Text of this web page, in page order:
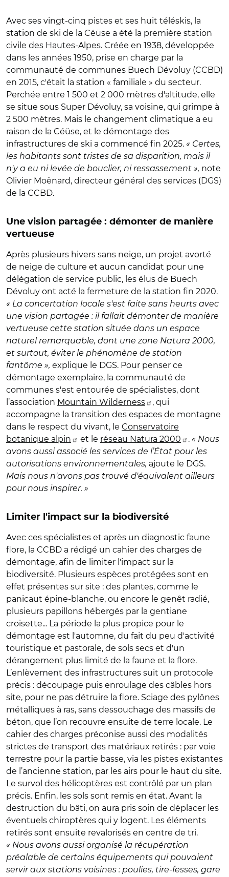
Avec ses vingt-cinq pistes et ses huit téléskis, la
station de ski de la Céüse a été la première station
civile des Hautes-Alpes. Créée en 1938, développée
dans les années 1950, prise en charge par la
communauté de communes Buech Dévoluy (CCBD)
en 2015, c'était la station « familiale » du secteur.
Perchée entre 1 500 et 2 000 mètres d'altitude, elle
se situe sous Super Dévoluy, sa voisine, qui grimpe à
2 500 mètres. Mais le changement climatique a eu
raison de la Céüse, et le démontage des
infrastructures de ski a commencé fin 2025. « Certes,
les habitants sont tristes de sa disparition, mais il
n'y a eu ni levée de bouclier, ni ressassement », note
Olivier Moënard, directeur général des services (DGS)
de la CCBD.
Une vision partagée : démonter de manière
vertueuse
Après plusieurs hivers sans neige, un projet avorté
de neige de culture et aucun candidat pour une
délégation de service public, les élus de Buech
Dévoluy ont acté la fermeture de la station fin 2020.
« La concertation locale s'est faite sans heurts avec
une vision partagée : il fallait démonter de manière
vertueuse cette station située dans un espace
naturel remarquable, dont une zone Natura 2000,
et surtout, éviter le phénomène de station
fantôme », explique le DGS. Pour penser ce
démontage exemplaire, la communauté de
communes s'est entourée de spécialistes, dont
l’association Mountain Wilderness
, qui
accompagne la transition des espaces de montagne
dans le respect du vivant, le Conservatoire
botanique alpin
et le réseau Natura 2000 . « Nous
avons aussi associé les services de l’État pour les
autorisations environnementales, ajoute le DGS.
Mais nous n'avons pas trouvé d'équivalent ailleurs
pour nous inspirer. »
Limiter l'impact sur la biodiversité
Avec ces spécialistes et après un diagnostic faune
flore, la CCBD a rédigé un cahier des charges de
démontage, afin de limiter l'impact sur la
biodiversité. Plusieurs espèces protégées sont en
effet présentes sur site : des plantes, comme le
panicaut épine-blanche, ou encore le genêt radié,
plusieurs papillons hébergés par la gentiane
croisette... La période la plus propice pour le
démontage est l'automne, du fait du peu d'activité
touristique et pastorale, de sols secs et d'un
dérangement plus limité de la faune et la flore.
L’enlèvement des infrastructures suit un protocole
précis : découpage puis enroulage des câbles hors
site, pour ne pas détruire la flore. Sciage des pylônes
métalliques à ras, sans dessouchage des massifs de
béton, que l’on recouvre ensuite de terre locale. Le
cahier des charges préconise aussi des modalités
strictes de transport des matériaux retirés : par voie
terrestre pour la partie basse, via les pistes existantes
de l’ancienne station, par les airs pour le haut du site.
Le survol des hélicoptères est contrôlé par un plan
précis. Enfin, les sols sont remis en état. Avant la
destruction du bâti, on aura pris soin de déplacer les
éventuels chiroptères qui y logent. Les éléments
retirés sont ensuite revalorisés en centre de tri.
« Nous avons aussi organisé la récupération
préalable de certains équipements qui pouvaient
servir aux stations voisines : poulies, tire-fesses, gare